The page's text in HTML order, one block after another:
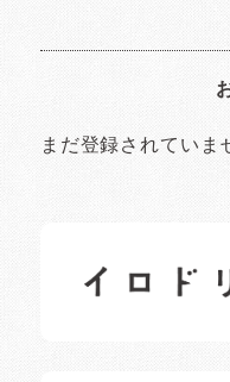
まだ登録されていま
日常の様子など随時更新